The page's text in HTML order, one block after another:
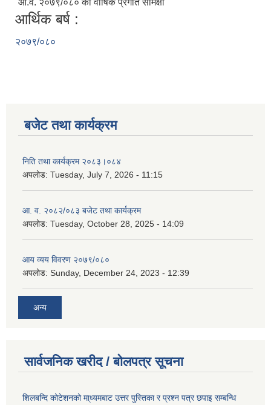
आ.व. २०७९/०८० को वार्षिक प्रगति समिक्षा
आर्थिक बर्ष :
२०७९/०८०
बजेट तथा कार्यक्रम
निति तथा कार्यक्रम २०८३।०८४
अपलोड: Tuesday, July 7, 2026 - 11:15
आ. व. २०८२/०८३ बजेट तथा कार्यक्रम
अपलोड: Tuesday, October 28, 2025 - 14:09
आय व्यय विवरण २०७९/०८०
अपलोड: Sunday, December 24, 2023 - 12:39
अन्य
सार्वजनिक खरीद / बोलपत्र सूचना
शिलबन्दि कोटेशनको मा्ध्यमबाट उत्तर पुस्तिका र प्रश्न पत्र छपाइ सम्बन्धि